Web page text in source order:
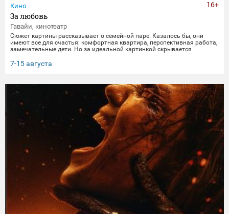
Кино
За любовь
Гавайи, кинотеатр
Сюжет картины рассказывает о семейной паре. Казалось бы, они
имеют все для счастья: комфортная квартира, перспективная работа,
замечательные дети. Но за идеальной картинкой скрывается
жизнью, убегая от рутины и последствий быта. Однажды пара
получает бутылку с волшебным напитком. Теперь их жизнь — это
7-15 августа
16+